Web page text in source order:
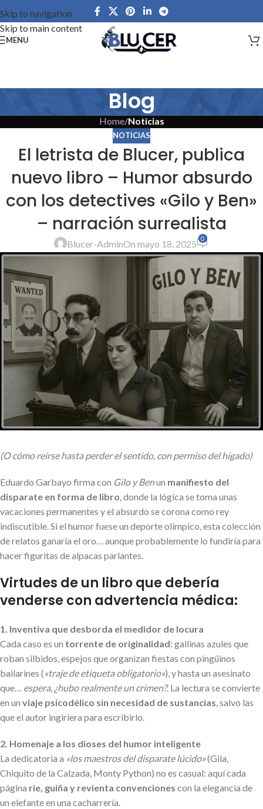
Skip to navigation
Skip to main content
MENU
Blog
Home/Noticias
NOTICIAS
El letrista de Blucer, publica
nuevo libro – Humor absurdo
con los detectives «Gilo y Ben»
– narración surrealista
Blucer-AdminOn mayo 18, 2025 0
(O cómo reírse hasta perder el sentido, con permiso del hígado)
Eduardo Garbayo firma con Gilo y Benun manifiesto del
disparate en forma de libro, donde la lógica se toma unas
vacaciones permanentes y el absurdo se corona como rey
indiscutible. Si el humor fuese un deporte olímpico, esta colección
de relatos ganaría el oro… aunque probablemente lo fundiría para
hacer figuritas de alpacas parlantes.
Virtudes de un libro que debería
venderse con advertencia médica:
1. Inventiva que desborda el medidor de locura
Cada caso es un torrente de originalidad: gallinas azules que
roban silbidos, espejos que organizan fiestas con pingüinos
bailarines («traje de etiqueta obligatorio»), y hasta un asesinato
que… espera, ¿hubo realmente un crimen?. La lectura se convierte
en un viaje psicodélico sin necesidad de sustancias, salvo las
que el autor ingiriera para escribirlo.
2. Homenaje a los dioses del humor inteligente
La dedicatoria a «los maestros del disparate lúcido»(Gila,
Chiquito de la Calzada, Monty Python) no es casual: aquí cada
página rie, guiña y revienta convenciones con la elegancia de
un elefante en una cacharrería.